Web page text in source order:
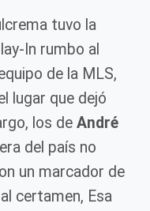
tuvo la
In rumbo al
de la MLS,
lugar que dejó
los de André
del país no
un marcador de
certamen, Esa